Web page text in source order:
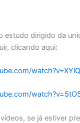
estudo dirigido da
clicando aqui:
se já estiver